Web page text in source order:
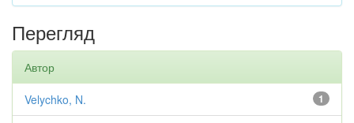
Перегляд
Автор
1
Velychko, N.